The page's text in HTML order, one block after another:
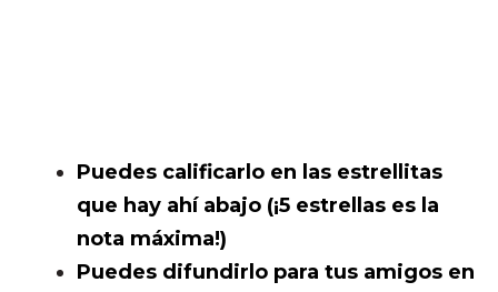
Puedes calificarlo en las estrellitas
que hay ahí abajo (¡5 estrellas es la
nota máxima!)
Puedes difundirlo para tus amigos en